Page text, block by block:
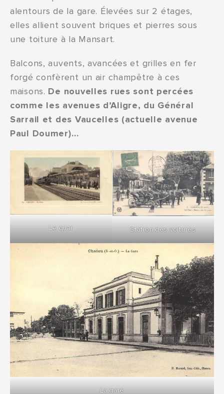
alentours de la gare. Élevées sur 2 étages,
elles allient souvent briques et pierres sous
une toiture à la Mansart.
Balcons, auvents, avancées et grilles en fer
forgé confèrent un air champêtre à ces
maisons. De nouvelles rues sont percées
comme les avenues d’Aligre, du Général
Sarrail et des Vaucelles (actuelle avenue
Paul Doumer)…
Le quai Station des voitures
La gare